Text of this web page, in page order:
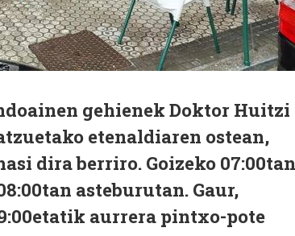
gehienek Doktor Huitzi
etenaldiaren ostean,
dira berriro. Goizeko 07:00tan
asteburutan. Gaur,
aurrera pintxo-pote